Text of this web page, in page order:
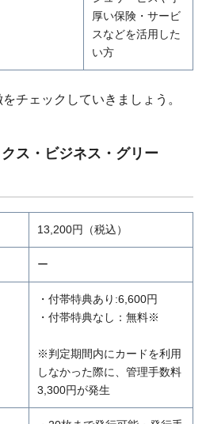
厚い保険・サービ
スなどを活用した
い方
チェックしていきましょう。
ス・ビジネス・グリー
13,200円（税込）
ー
・付帯特典あり:6,600円
・付帯特典なし：無料※
※判定期間内にカードを利用
しなかった際に、管理手数料
3,300円が発生